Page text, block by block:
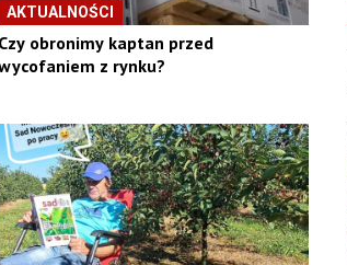
AKTUALNOŚCI
Czy obronimy kaptan przed
z rynku?